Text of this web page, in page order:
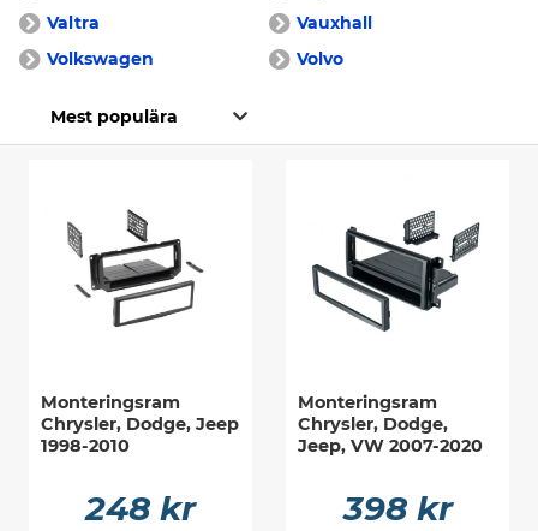
Valtra
Vauxhall
Volkswagen
Volvo
Monteringsram
Chrysler, Dodge, Jeep
1998-2010
248 kr
Monteringsram
Chrysler, Dodge,
Jeep, VW 2007-2020
398 kr